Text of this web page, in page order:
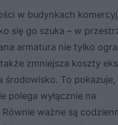
w budynkach
się go szuka – w
armatura nie tylko
zmniejsza koszty
środowisko. To pokazuje,
polega wyłącznie na
ważne są